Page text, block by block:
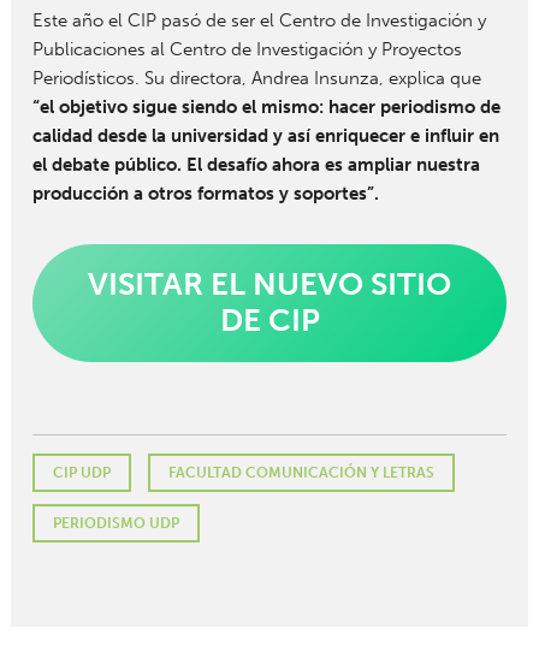
Este año el CIP pasó de ser el Centro de Investigación y
Publicaciones al Centro de Investigación y Proyectos
Periodísticos. Su directora, Andrea Insunza, explica que
“el objetivo sigue siendo el mismo: hacer periodismo de
calidad desde la universidad y así enriquecer e influir en
el debate público. El desafío ahora es ampliar nuestra
producción a otros formatos y soportes”.
VISITAR EL NUEVO SITIO
DE CIP
CIP UDP FACULTAD COMUNICACIÓN Y LETRAS
PERIODISMO UDP